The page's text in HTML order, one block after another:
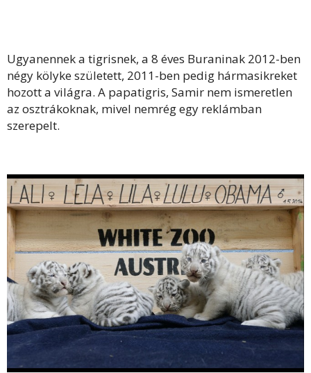
Ugyanennek a tigrisnek, a 8 éves Buraninak 2012-ben
négy kölyke született, 2011-ben pedig hármasikreket
hozott a világra. A papatigris, Samir nem ismeretlen
az osztrákoknak, mivel nemrég egy reklámban
szerepelt.